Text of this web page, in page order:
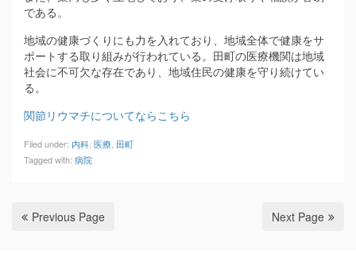
である。
地域の健康づくりにも力を入れており、地域全体で健康をサ
ポートする取り組みが行われている。田町の医療機関は地域
社会に不可欠な存在であり、地域住民の健康を守り続けてい
る。
関節リウマチについてならこちら
Filed under: 内科 医療 田町
Tagged with: 病院
Previous Page Next Page